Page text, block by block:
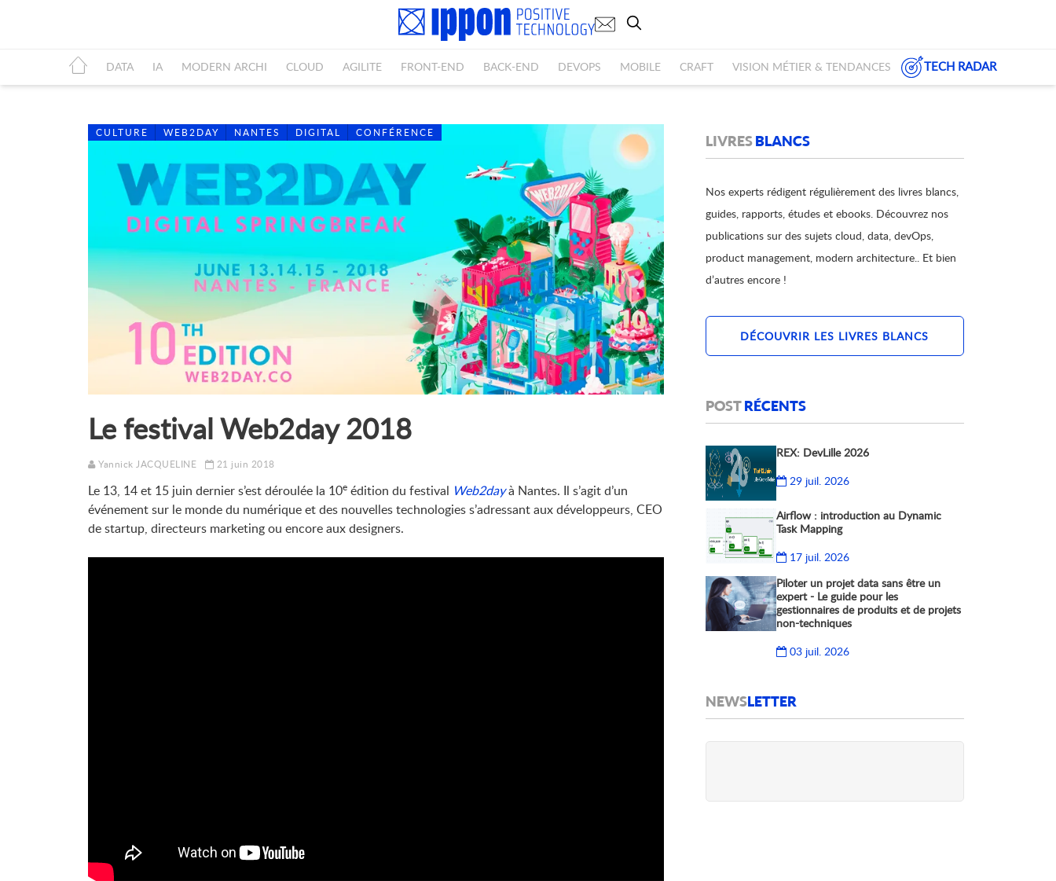
DATA IA MODERN ARCHI CLOUD AGILITE FRONT-END BACK-END DEVOPS MOBILE CRAFT VISION MÉTIER & TENDANCES TECH RADAR
CULTURE WEB2DAY NANTES DIGITAL CONFÉRENCE
Le festival Web2day 2018
Yannick JACQUELINE 21 juin 2018
Le 13, 14 et 15 juin dernier s’est déroulée la 10e édition du festival Web2dayà Nantes. Il s’agit d’un
événement sur le monde du numérique et des nouvelles technologies s’adressant aux développeurs, CEO
de startup, directeurs marketing ou encore aux designers.
LIVRESBLANCS
Nos experts rédigent régulièrement des livres blancs,
guides, rapports, études et ebooks. Découvrez nos
publications sur des sujets cloud, data, devOps,
product management, modern architecture.. Et bien
d’autres encore !
DÉCOUVRIR LES LIVRES BLANCS
POSTRÉCENTS
REX: DevLille 2026
29 juil. 2026
Airflow : introduction au Dynamic
Task Mapping
17 juil. 2026
Piloter un projet data sans être un
expert - Le guide pour les
gestionnaires de produits et de projets
non-techniques
03 juil. 2026
NEWSLETTER